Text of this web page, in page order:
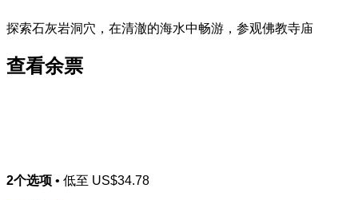
探索石灰岩洞穴，在清澈的海水中畅游，参观佛教寺庙
查看余票
2个选项 • 低至 US$34.78